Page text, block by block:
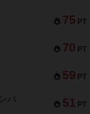
75 PT
70 PT
59 PT
51 PT
バ